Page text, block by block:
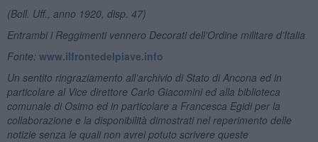
(Boll. Uff., anno 1920, disp. 47)
Entrambi i Reggimenti vennero Decorati dell’Ordine militare d’Italia
Fonte: www.ilfrontedelpiave.info
Un sentito ringraziamento all’archivio di Stato di Ancona ed in
particolare al Vice direttore Carlo Giacomini ed alla biblioteca
comunale di Osimo ed in particolare a Francesca Egidi per la
collaborazione e la disponibilità dimostrati nel reperimento delle
notizie senza le quali non avrei potuto scrivere queste